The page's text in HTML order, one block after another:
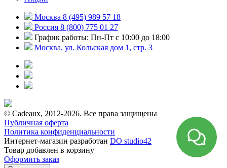
Москва 8 (495) 989 57 18
Россия 8 (800) 775 01 27
График работы: Пн-Пт с 10:00 до 18:00
Москва, ул. Кольская дом 1, стр. 3
© Cadeaux, 2012-2026. Все права защищены
Публичная оферта
Политика конфиденциальности
Интернет-магазин разработан DO studio42
Товар добавлен в корзину
Оформить заказ